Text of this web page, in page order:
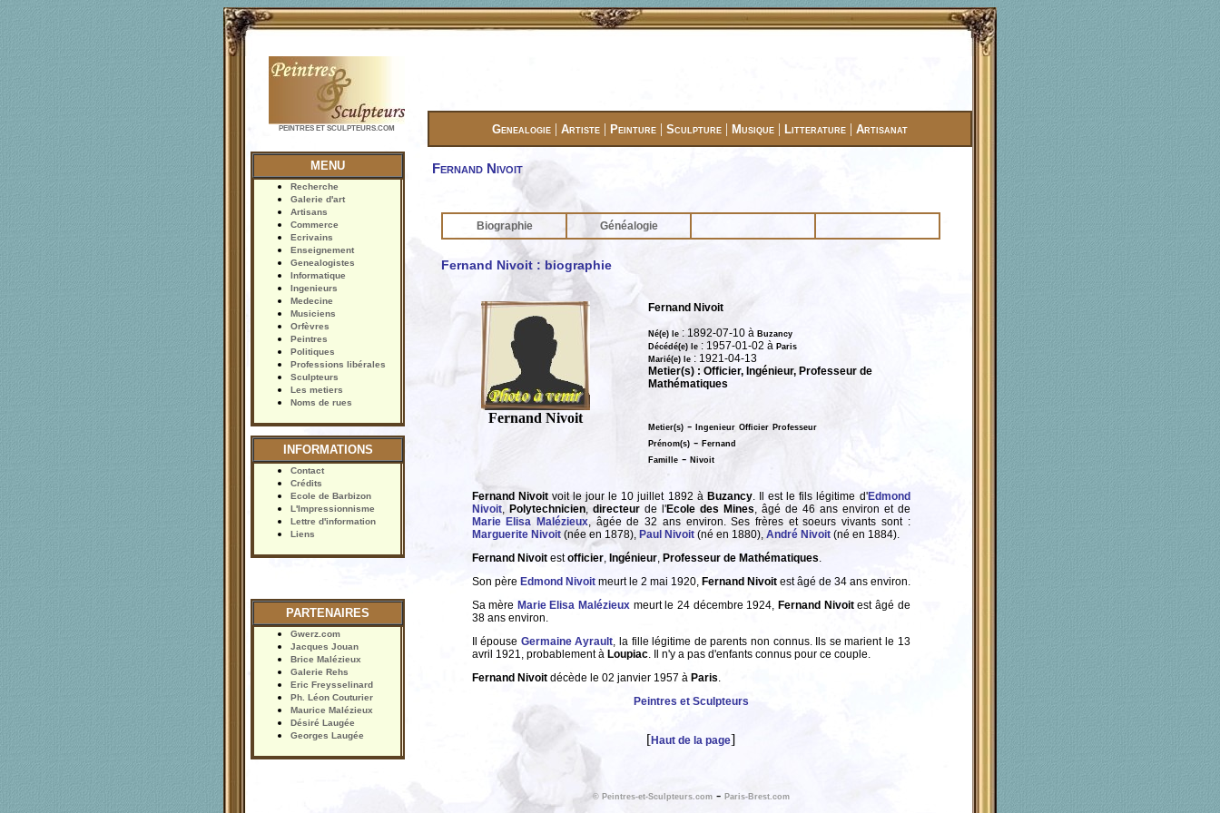
PEINTRES ET SCULPTEURS.COM Genealogie | Artiste | Peinture | Sculpture | Musique | Litterature | Artisanat
MENU
Recherche
Galerie d'art
Artisans
Commerce
Ecrivains
Enseignement
Genealogistes
Informatique
Ingenieurs
Medecine
Musiciens
Orfèvres
Peintres
Politiques
Professions libérales
Sculpteurs
Les metiers
Noms de rues
INFORMATIONS
Contact
Crédits
Ecole de Barbizon
L'Impressionnisme
Lettre d'information
Liens
PARTENAIRES
Gwerz.com
Jacques Jouan
Brice Malézieux
Galerie Rehs
Eric Freysselinard
Ph. Léon Couturier
Maurice Malézieux
Désiré Laugée
Georges Laugée
Fernand Nivoit
Biographie Généalogie
Fernand Nivoit : biographie
Fernand Nivoit
Fernand Nivoit
Né(e) le : 1892-07-10 à Buzancy
Décédé(e) le : 1957-01-02 à Paris
Marié(e) le : 1921-04-13
Metier(s) : Officier, Ingénieur, Professeur de
Mathématiques
Metier(s) - Ingenieur Officier Professeur
Prénom(s) - Fernand
Famille - Nivoit
Fernand Nivoitvoit le jour le 10 juillet 1892 à Buzancy. Il est le fils légitime d'Edmond
Nivoit, Polytechnicien, directeurde l'Ecole des Mines, âgé de 46 ans environ et de
Marie Elisa Malézieux, âgée de 32 ans environ. Ses frères et soeurs vivants sont :
Marguerite Nivoit(née en 1878), Paul Nivoit(né en 1880), André Nivoit(né en 1884).
Fernand Nivoitestofficier, Ingénieur, Professeur de Mathématiques.
Son père Edmond Nivoitmeurt le 2 mai 1920, Fernand Nivoitest âgé de 34 ans environ.
Sa mère Marie Elisa Malézieux meurt le 24 décembre 1924, Fernand Nivoitest âgé de
38 ans environ.
Il épouse Germaine Ayrault, la fille légitime de parents non connus. Ils se marient le 13
avril 1921, probablement à Loupiac. Il n'y a pas d'enfants connus pour ce couple.
Fernand Nivoitdécède le 02 janvier 1957 à Paris.
Peintres et Sculpteurs
[Haut de la page]
© Peintres-et-Sculpteurs.com- Paris-Brest.com